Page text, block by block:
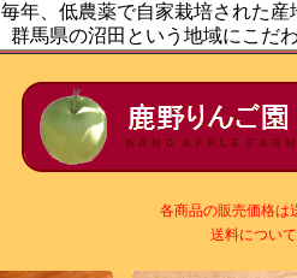
毎年、低農薬で自家栽培された
群馬県の沼田という地域にこだ
各商品の販売価格は
送料につい